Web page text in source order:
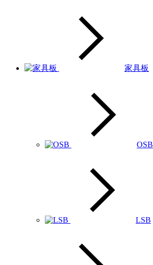
家具板
OSB
LSB